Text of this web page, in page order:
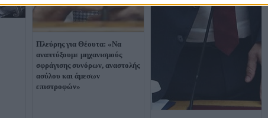
Πλεύρης για Θέουτα: «Να
αναπτύξουμε μηχανισμούς
σφράγισης συνόρων, αναστολής
ασύλου και άμεσων
επιστροφών»